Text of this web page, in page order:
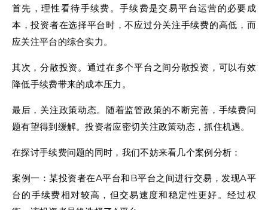
首先，理性看待手续费。手续费是交易平台运营的必要成
本，投资者在选择平台时，不应过分关注手续费的高低，而
应关注平台的综合实力。
其次，分散投资。通过在多个平台之间分散投资，可以有效
降低手续费带来的成本压力。
最后，关注政策动态。随着监管政策的不断完善，手续费问
题有望得到缓解。投资者应密切关注政策动态，抓住机遇。
在探讨手续费问题的同时，我们不妨来看几个案例分析：
案例一：某投资者在A平台和B平台之间进行交易，发现A平
台的手续费相对较高，但交易速度和稳定性更好。经过权